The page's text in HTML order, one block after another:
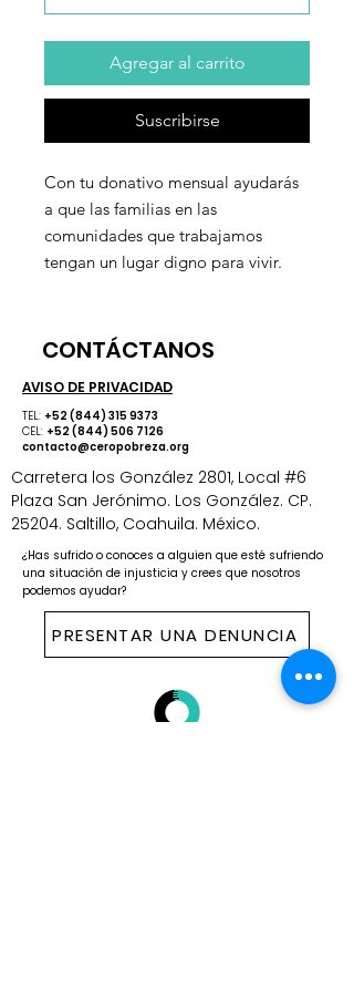
Agregar al carrito
Suscribirse
Con tu donativo mensual ayudarás
a que las familias en las
comunidades que trabajamos
tengan un lugar digno para vivir.
CONTÁCTANOS
AVISO DE PRIVACIDAD
TEL: +52 (844) 315 9373
CEL: +52 (844) 506 7126
contacto@ceropobreza.org
​Carretera los González 2801, Local #6
Plaza San Jerónimo. Los González. CP.
25204. Saltillo, Coahuila. México.
¿Has sufrido o conoces a alguien que esté sufriendo
una situación de injusticia y crees que nosotros
podemos ayudar?
PRESENTAR UNA DENUNCIA